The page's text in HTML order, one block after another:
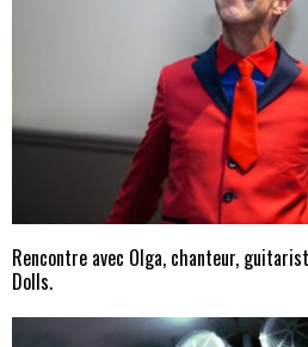
Rencontre avec Olga, chanteur,
Dolls.